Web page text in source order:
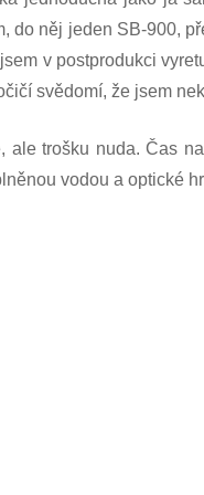
do něj jeden SB-900,
v postprodukci
svědomí, že jsem
ale trošku nuda. Čas
vodou a optické